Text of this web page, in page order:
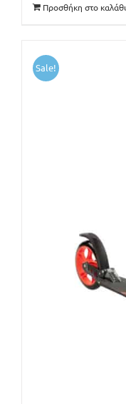
Προσθήκη στο καλάθι
Sale!